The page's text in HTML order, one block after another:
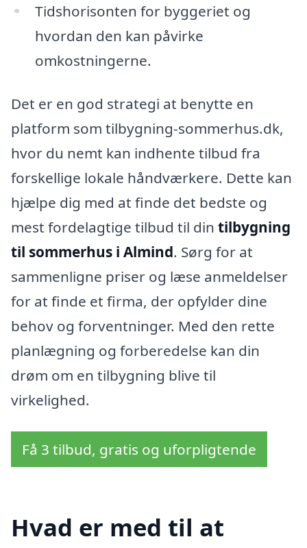
Tidshorisonten for byggeriet og
hvordan den kan påvirke
omkostningerne.
Det er en god strategi at benytte en
platform som tilbygning-sommerhus.dk,
hvor du nemt kan indhente tilbud fra
forskellige lokale håndværkere. Dette kan
hjælpe dig med at finde det bedste og
mest fordelagtige tilbud til din tilbygning
til sommerhus i Almind. Sørg for at
sammenligne priser og læse anmeldelser
for at finde et firma, der opfylder dine
behov og forventninger. Med den rette
planlægning og forberedelse kan din
drøm om en tilbygning blive til
virkelighed.
Få 3 tilbud, gratis og uforpligtende
Hvad er med til at